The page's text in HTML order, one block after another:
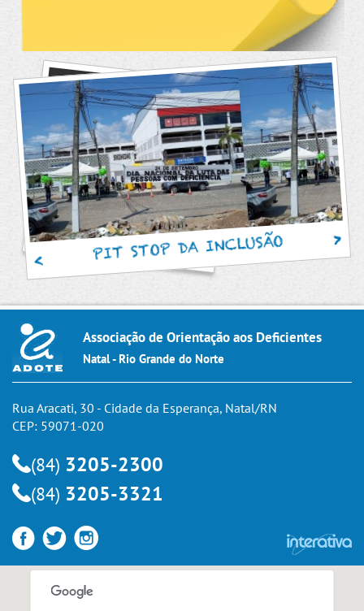
PIT STOP DA INCLUSÃO
Associação de Orientação aos Deficientes
Natal - Rio Grande do Norte
Rua Aracati, 30 - Cidade da Esperança, Natal/RN
CEP: 59071-020
(84) 3205-2300
(84) 3205-3321